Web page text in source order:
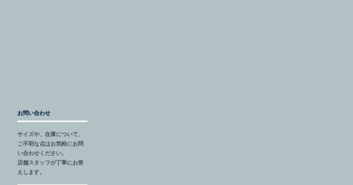
お問い合わせ
サイズや、在庫について、
ご不明な点はお気軽にお問
い合わせください。
店舗スタッフが丁寧にお答
えします。